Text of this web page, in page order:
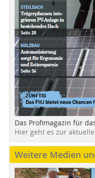
Das Profimagazin für
Hier geht es zur
Weitere Medien